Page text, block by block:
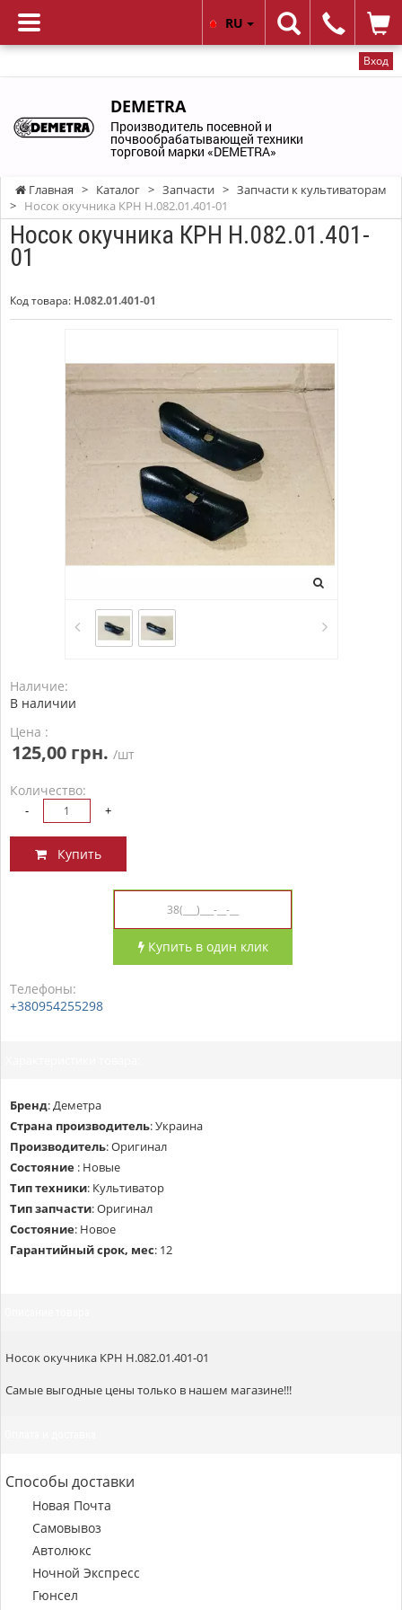
Вход
RU
DEMETRA
Производитель посевной и
почвообрабатывающей техники
торговой марки «DEMETRA»
Главная > Каталог > Запчасти > Запчасти к культиваторам
> Носок окучника КРН Н.082.01.401-01
Носок окучника КРН Н.082.01.401-
01
Код товара: Н.082.01.401-01
Наличие:
В наличии
Цена :
125,00 грн. /шт
Количество:
- +
Купить
Купить в один клик
Телефоны:
+380954255298
Бренд: Деметра
Страна производитель:Украина
Производитель:Оригинал
Состояние : Новые
Тип техники: Культиватор
Тип запчасти:Оригинал
Состояние: Новое
Гарантийный срок, мес: 12
Носок окучника КРН Н.082.01.401-01
Самые выгодные цены только в нашем магазине!!!
Способы доставки
Новая Почта
Самовывоз
Автолюкс
Ночной Экспресс
Гюнсел